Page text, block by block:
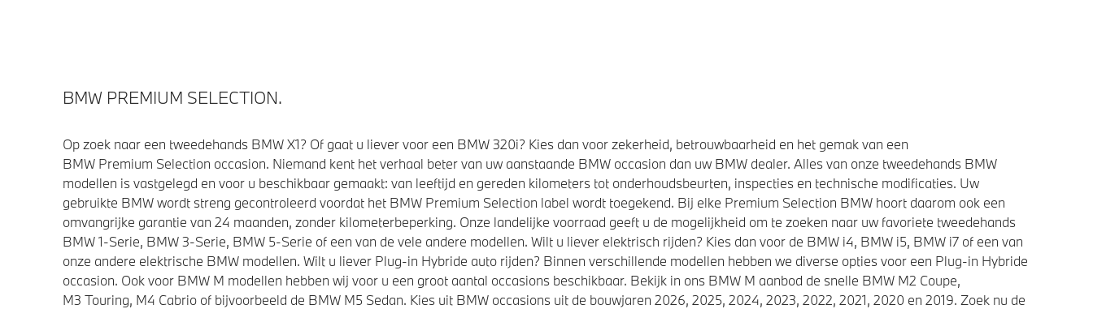
BMW PREMIUM SELECTION.
Op zoek naar een tweedehands BMW X1? Of gaat u liever voor een BMW 320i? Kies dan voor zekerheid, betrouwbaarheid en het gemak van een
BMW Premium Selection occasion. Niemand kent het verhaal beter van uw aanstaande BMW occasion dan uw BMW dealer. Alles van onze tweedehands BMW
modellen is vastgelegd en voor u beschikbaar gemaakt: van leeftijd en gereden kilometers tot onderhoudsbeurten, inspecties en technische modificaties. Uw
gebruikte BMW wordt streng gecontroleerd voordat het BMW Premium Selection label wordt toegekend. Bij elke Premium Selection BMW hoort daarom ook een
omvangrijke garantie van 24 maanden, zonder kilometerbeperking. Onze landelijke voorraad geeft u de mogelijkheid om te zoeken naar uw favoriete tweedehands
BMW 1-Serie, BMW 3-Serie, BMW 5-Serie of een van de vele andere modellen. Wilt u liever elektrisch rijden? Kies dan voor de BMW i4, BMW i5, BMW i7 of een van
onze andere elektrische BMW modellen. Wilt u liever Plug-in Hybride auto rijden? Binnen verschillende modellen hebben we diverse opties voor een Plug-in Hybride
occasion. Ook voor BMW M modellen hebben wij voor u een groot aantal occasions beschikbaar. Bekijk in ons BMW M aanbod de snelle BMW M2 Coupe,
M3 Touring, M4 Cabrio of bijvoorbeeld de BMW M5 Sedan. Kies uit BMW occasions uit de bouwjaren 2026, 2025, 2024, 2023, 2022, 2021, 2020 en 2019. Zoek nu de